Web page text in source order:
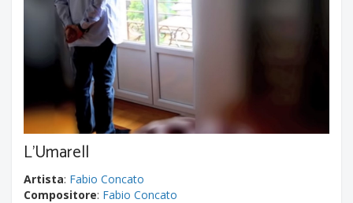
L'Umarell
Artista: Fabio Concato
Compositore: Fabio Concato